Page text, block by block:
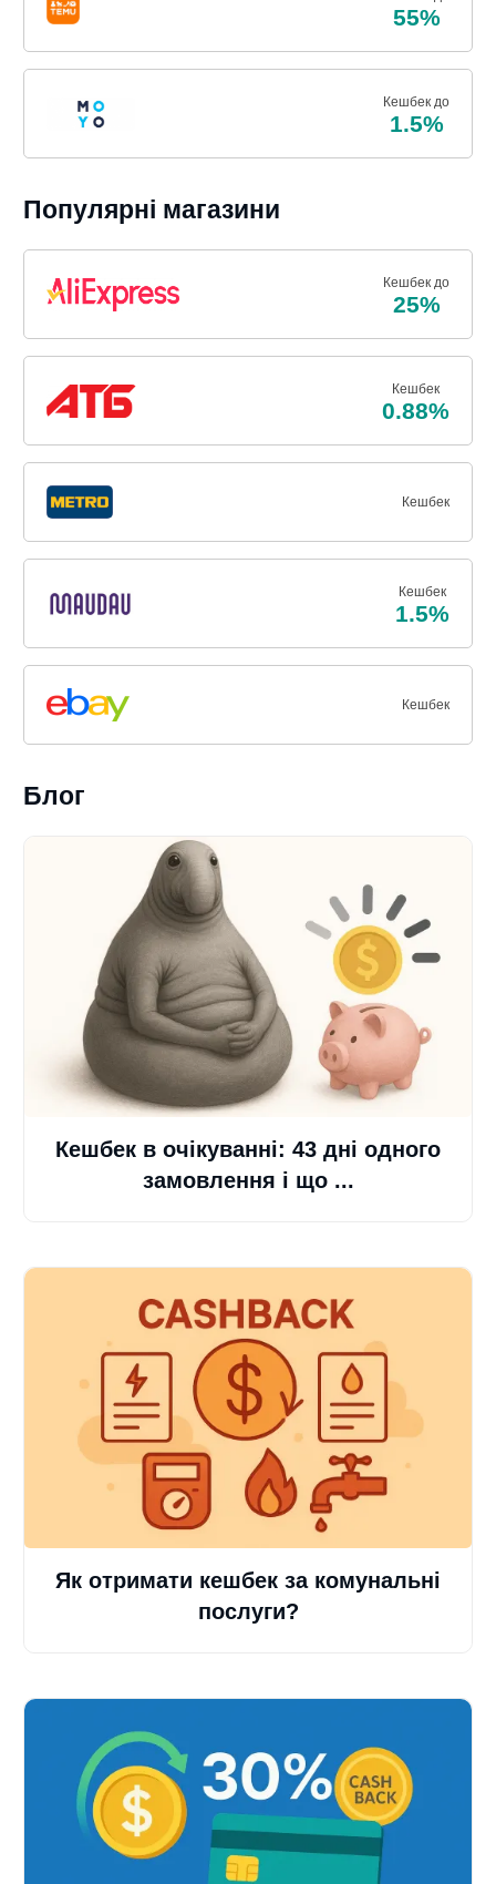
55%
Кешбек до
1.5%
Популярні магазини
Кешбек до
25%
Кешбек
0.88%
Кешбек
Кешбек
1.5%
Кешбек
Блог
Кешбек в очікуванні: 43 дні одного
замовлення і що ...
Як отримати кешбек за комунальні
послуги?